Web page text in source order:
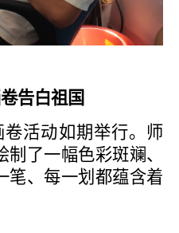
告白祖国
活动如期举行。师
了一幅色彩斑斓、
笔、每一划都蕴含着